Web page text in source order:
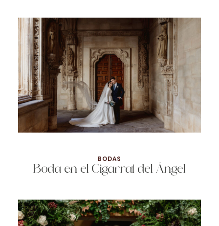
BODAS
Boda en el Cigarral del Ángel